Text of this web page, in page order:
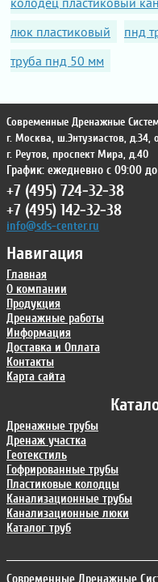
люк пластиковый
пнд
труба пнд 50 мм
Дренажные трубы
Дренаж участка
Геотекстиль
Гофрированные трубы
Пластиковые колодцы
Канализационные трубы
Канализационные люки
Каталог труб
Навигация
Главная
О компании
Продукция
Дренажные работы
Информация
Доставка и Оплата
Контакты
Карта сайта
Современные Дренажные
г. Москва, ш.Энтузиастов, д.34,
г. Реутов, проспект Мира, д.40
График: ежедневно с 09:00
+7 (495) 724-32-38
+7 (495) 142-32-38
info@sds-center.ru
Современные Дренажные